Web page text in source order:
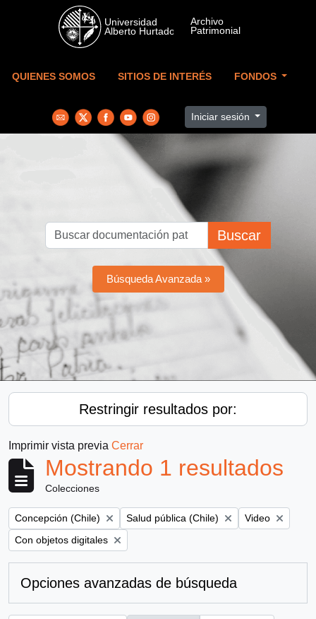
Skip to main content
QUIENES SOMOS SITIOS DE INTERÉS FONDOS
Iniciar sesión
Buscar
Búsqueda Avanzada »
Restringir resultados por:
Imprimir vista previa Cerrar
Mostrando 1 resultados
Colecciones
Remove filter:
Concepción (Chile) Remove filter:
Salud pública (Chile) Remove filter:
Video
Remove filter:
Con objetos digitales
Opciones avanzadas de búsqueda